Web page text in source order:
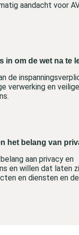
aandacht voor
in om de wet na te
de
verwerking en
het belang van
aan privacy en
en willen dat laten
en diensten en